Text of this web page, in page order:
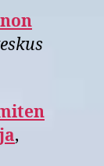
,